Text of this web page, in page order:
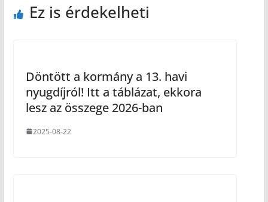
Ez is érdekelheti
Döntött a kormány a 13. havi
nyugdíjról! Itt a táblázat, ekkora
lesz az összege 2026-ban
2025-08-22